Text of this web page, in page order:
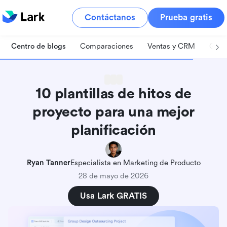
Contáctanos Prueba gratis
Centro de blogs Comparaciones Ventas y CRM
10 plantillas de hitos de
proyecto para una mejor
planificación
Ryan TannerEspecialista en Marketing de Producto
28 de mayo de 2026
Usa Lark GRATIS